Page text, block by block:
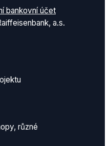
bankovní účet
a.s.
různé